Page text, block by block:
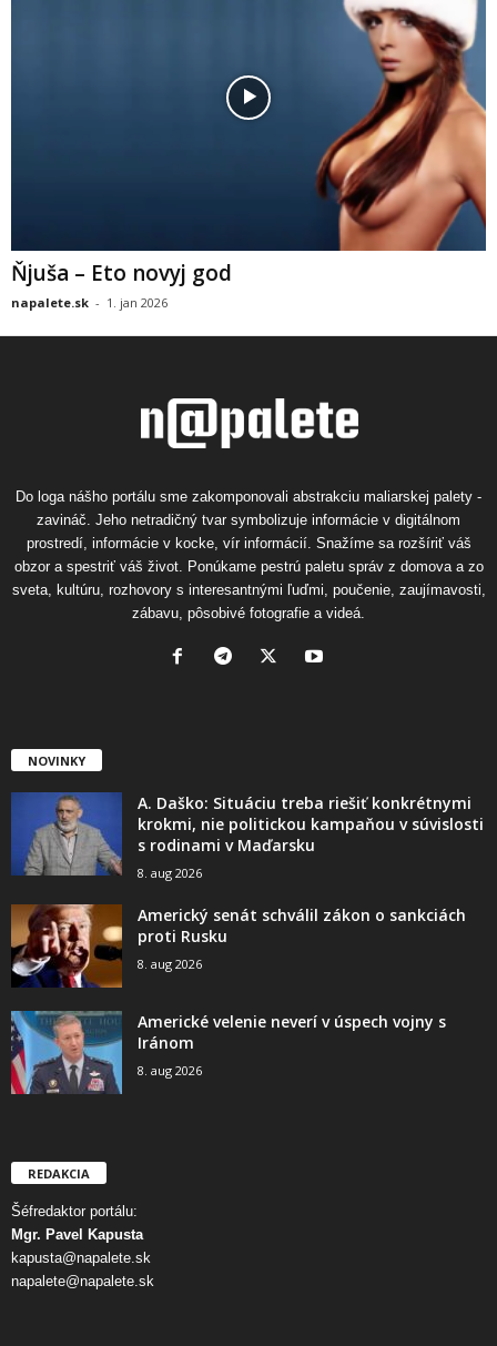
Ňjuša – Eto novyj god
napalete.sk - 1. jan 2026
Do loga nášho portálu sme zakomponovali abstrakciu maliarskej palety -
zavináč. Jeho netradičný tvar symbolizuje informácie v digitálnom
prostredí, informácie v kocke, vír informácií. Snažíme sa rozšíriť váš
obzor a spestriť váš život. Ponúkame pestrú paletu správ z domova a zo
sveta, kultúru, rozhovory s interesantnými ľuďmi, poučenie, zaujímavosti,
zábavu, pôsobivé fotografie a videá.
NOVINKY
A. Daško: Situáciu treba riešiť konkrétnymi
krokmi, nie politickou kampaňou v súvislosti
s rodinami v Maďarsku
8. aug 2026
Americký senát schválil zákon o sankciách
proti Rusku
8. aug 2026
Americké velenie neverí v úspech vojny s
Iránom
8. aug 2026
REDAKCIA
Šéfredaktor portálu:
Mgr. Pavel Kapusta
kapusta@napalete.sk
napalete@napalete.sk